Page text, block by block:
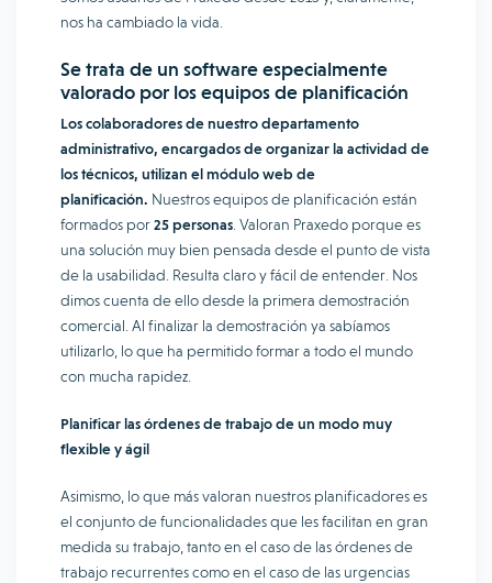
nos ha cambiado la vida.
Se trata de un software especialmente
valorado por los equipos de planificación
Los colaboradores de nuestro departamento
administrativo, encargados de organizar la actividad de
los técnicos, utilizan el módulo web de
planificación. Nuestros equipos de planificación están
formados por25 personas . Valoran Praxedo porque es
una solución muy bien pensada desde el punto de vista
de la usabilidad. Resulta claro y fácil de entender. Nos
dimos cuenta de ello desde la primera demostración
comercial. Al finalizar la demostración ya sabíamos
utilizarlo, lo que ha permitido formar a todo el mundo
con mucha rapidez.
Planificar las órdenes de trabajo de un modo muy
flexible y ágil
Asimismo, lo que más valoran nuestros planificadores es
el conjunto de funcionalidades que les facilitan en gran
medida su trabajo, tanto en el caso de las órdenes de
trabajo recurrentes como en el caso de las urgencias